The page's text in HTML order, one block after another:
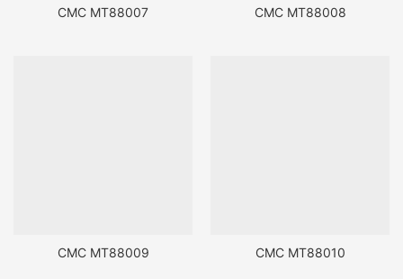
CMC MT88007 CMC MT88008
CMC MT88009 CMC MT88010